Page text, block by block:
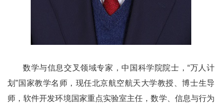
数学与信息交叉领域专家，中国科学院院士，“万人计
划”国家教学名师，现任北京航空航天大学教授、博士生导
师，软件开发环境国家重点实验室主任，数学、信息与行为